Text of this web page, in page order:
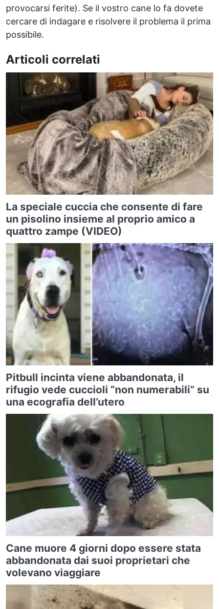
provocarsi ferite). Se il vostro cane lo fa dovete
cercare di indagare e risolvere il problema il prima
possibile.
Articoli correlati
La speciale cuccia che consente di fare
un pisolino insieme al proprio amico a
quattro zampe (VIDEO)
Pitbull incinta viene abbandonata, il
rifugio vede cuccioli “non numerabili” su
una ecografia dell’utero
Cane muore 4 giorni dopo essere stata
abbandonata dai suoi proprietari che
volevano viaggiare